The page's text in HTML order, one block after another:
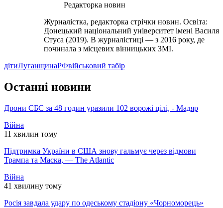
Редакторка новин
Журналістка, редакторка стрічки новин. Освіта:
Донецький національний університет імені Василя
Стуса (2019). В журналістиці — з 2016 року, де
починала з місцевих вінницьких ЗМІ.
дітиЛуганщинаРФвійськовий табір
Останні новини
Дрони СБС за 48 годин уразили 102 ворожі цілі, - Мадяр
Війна
11 хвилин тому
Підтримка України в США знову гальмує через відмови
Трампа та Маска, — The Atlantic
Війна
41 хвилину тому
Росія завдала удару по одеському стадіону «Чорноморець»